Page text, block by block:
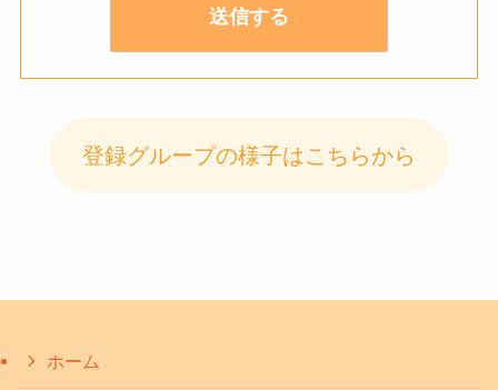
登録グループの様子はこちらから
ホーム